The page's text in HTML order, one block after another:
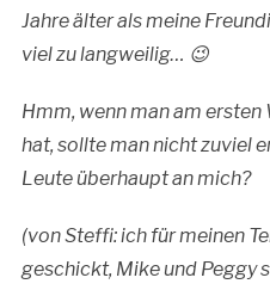
Jahre älter als meine
viel zu langweilig… 😉
Hmm, wenn man am
hat, sollte man nicht zuviel
Leute überhaupt an mich?
(von Steffi: ich für meinen
geschickt, Mike und Peggy